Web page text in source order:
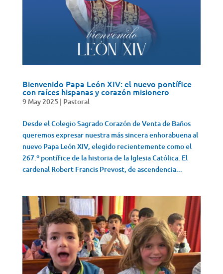
Bienvenido Papa León XIV: el nuevo pontífice
con raíces hispanas y corazón misionero
9 May 2025 | Pastoral
Desde el Colegio Sagrado Corazón de Venta de Baños
queremos expresar nuestra más sincera enhorabuena al
nuevo Papa León XIV, elegido recientemente como el
267.º pontífice de la historia de la Iglesia Católica. El
cardenal Robert Francis Prevost, de ascendencia...